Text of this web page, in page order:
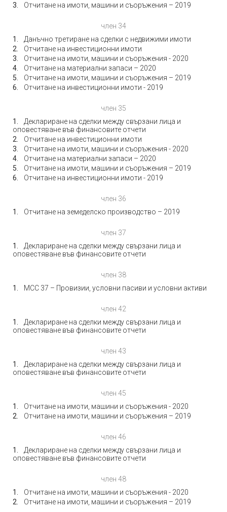
Отчитане на имоти, машини и съоръжения – 2019
член 34
Данъчно третиране на сделки с недвижими имоти
Отчитане на инвестиционни имоти
Отчитане на имоти, машини и съоръжения - 2020
Отчитане на материални запаси – 2020
Отчитане на имоти, машини и съоръжения – 2019
Отчитане на инвестиционни имоти - 2019
член 35
Деклариране на сделки между свързани лица и
оповестяване във финансовите отчети
Отчитане на инвестиционни имоти
Отчитане на имоти, машини и съоръжения - 2020
Отчитане на материални запаси – 2020
Отчитане на имоти, машини и съоръжения – 2019
Отчитане на инвестиционни имоти - 2019
член 36
Отчитане на земеделско производство – 2019
член 37
Деклариране на сделки между свързани лица и
оповестяване във финансовите отчети
член 38
МСС 37 – Провизии, условни пасиви и условни активи
член 42
Деклариране на сделки между свързани лица и
оповестяване във финансовите отчети
член 43
Деклариране на сделки между свързани лица и
оповестяване във финансовите отчети
член 45
Отчитане на имоти, машини и съоръжения - 2020
Отчитане на имоти, машини и съоръжения – 2019
член 46
Деклариране на сделки между свързани лица и
оповестяване във финансовите отчети
член 48
Отчитане на имоти, машини и съоръжения - 2020
Отчитане на имоти, машини и съоръжения – 2019